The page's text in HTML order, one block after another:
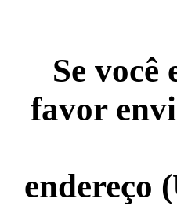
Se você
favor
endereço